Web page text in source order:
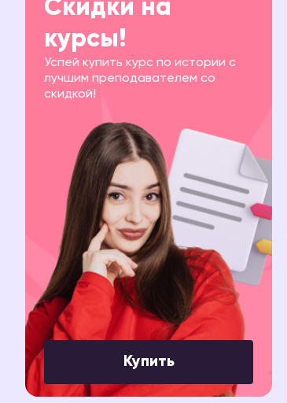
Скидки на
курсы!
Успей купить курс по истории с
лучшим преподавателем со
скидкой!
Купить